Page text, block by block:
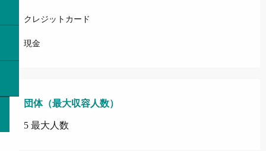
クレジットカード
現金
団体（最大収容人数）
団体（最大収容人数）
5 最大人数